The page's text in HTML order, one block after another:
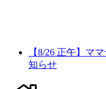
【8/26 正午】マ
知らせ